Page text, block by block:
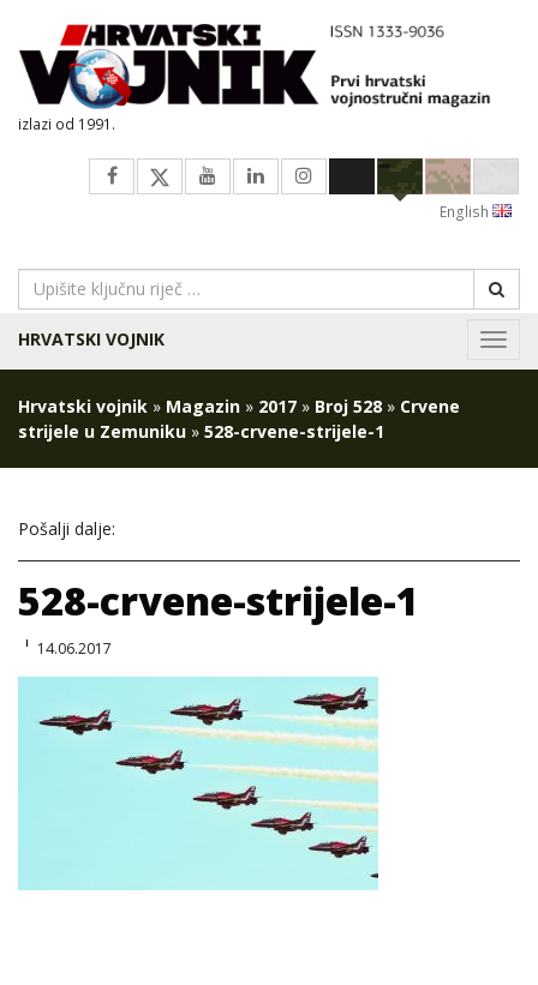
izlazi od 1991.
English
HRVATSKI VOJNIK
Hrvatski vojnik » Magazin » 2017 » Broj 528 » Crvene
strijele u Zemuniku » 528-crvene-strijele-1
Pošalji dalje:
528-crvene-strijele-1
14.06.2017